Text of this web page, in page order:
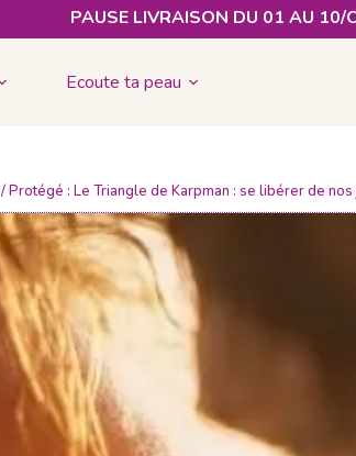
PAUSE LIVRAISON DU 01 AU 10/
Ecoute ta peau
/ Protégé : Le Triangle de Karpman : se libérer de